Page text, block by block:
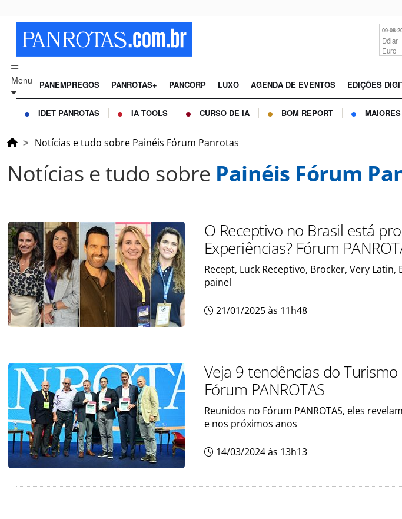
09-08-
Dólar
Euro
Menu PANEMPREGOS PANROTAS+ PANCORP LUXO AGENDA DE EVENTOS EDIÇÕES
IDET PANROTAS IA TOOLS CURSO DE IA BOM REPORT
Notícias e tudo sobre Painéis Fórum Panrotas
Notícias e tudo sobre Painéis Fórum
O Receptivo no Brasil está
Experiências? Fórum
Recept, Luck Receptivo, Brocker, Very
painel
21/01/2025 às 11h48
Veja 9 tendências do
Fórum PANROTAS
Reunidos no Fórum PANROTAS, eles
e nos próximos anos
14/03/2024 às 13h13